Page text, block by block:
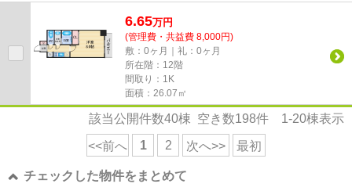
6.65万円
(管理費・共益費 8,000円)
敷：0ヶ月｜礼：0ヶ月
所在階：12階
間取り：1K
面積：26.07㎡
該当公開件数40棟 空き数198件 1-20棟表示
<<前へ 1 2 次へ>> 最初
チェックした物件をまとめて